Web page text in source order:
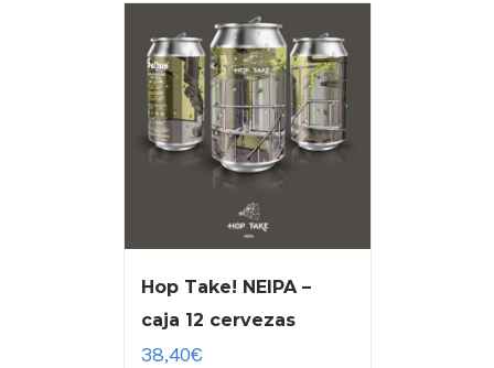
Hop Take! NEIPA –
caja 12 cervezas
38,40€